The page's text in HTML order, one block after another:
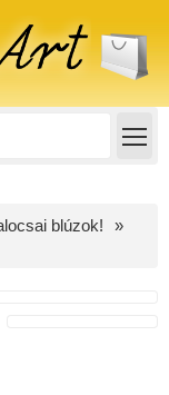
blúzok!